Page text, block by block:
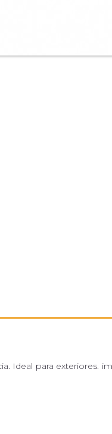
Ideal para exteriores.